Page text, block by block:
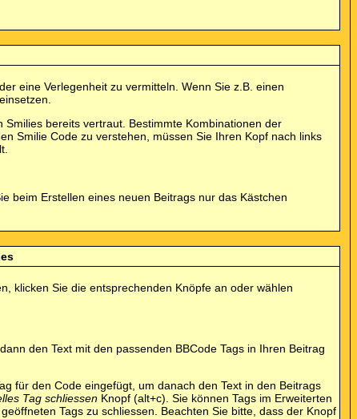
eine Verlegenheit zu vermitteln. Wenn Sie z.B. einen
bereits vertraut. Bestimmte Kombinationen der
Smilie Code zu verstehen, müssen Sie Ihren Kopf nach links
beim Erstellen eines neuen Beitrags nur das Kästchen
klicken Sie die entsprechenden Knöpfe an oder wählen
den Text mit den passenden BBCode Tags in Ihren Beitrag
für den Code eingefügt, um danach den Text in den Beitrags
Tag schliessen Knopf (alt+c). Sie können Tags im Erweiterten
Tags zu schliessen. Beachten Sie bitte, dass der Knopf